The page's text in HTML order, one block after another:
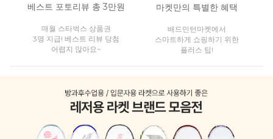
베스트 포토리뷰 총 3만원
매월 스타벅스 상품권
3명 지급! 베스트 리뷰 당첨
어렵지 않아요~
마켓만의 특별한 혜택
배드민턴마켓에서
스마트하게 쇼핑하기 위한
플러스 팁!